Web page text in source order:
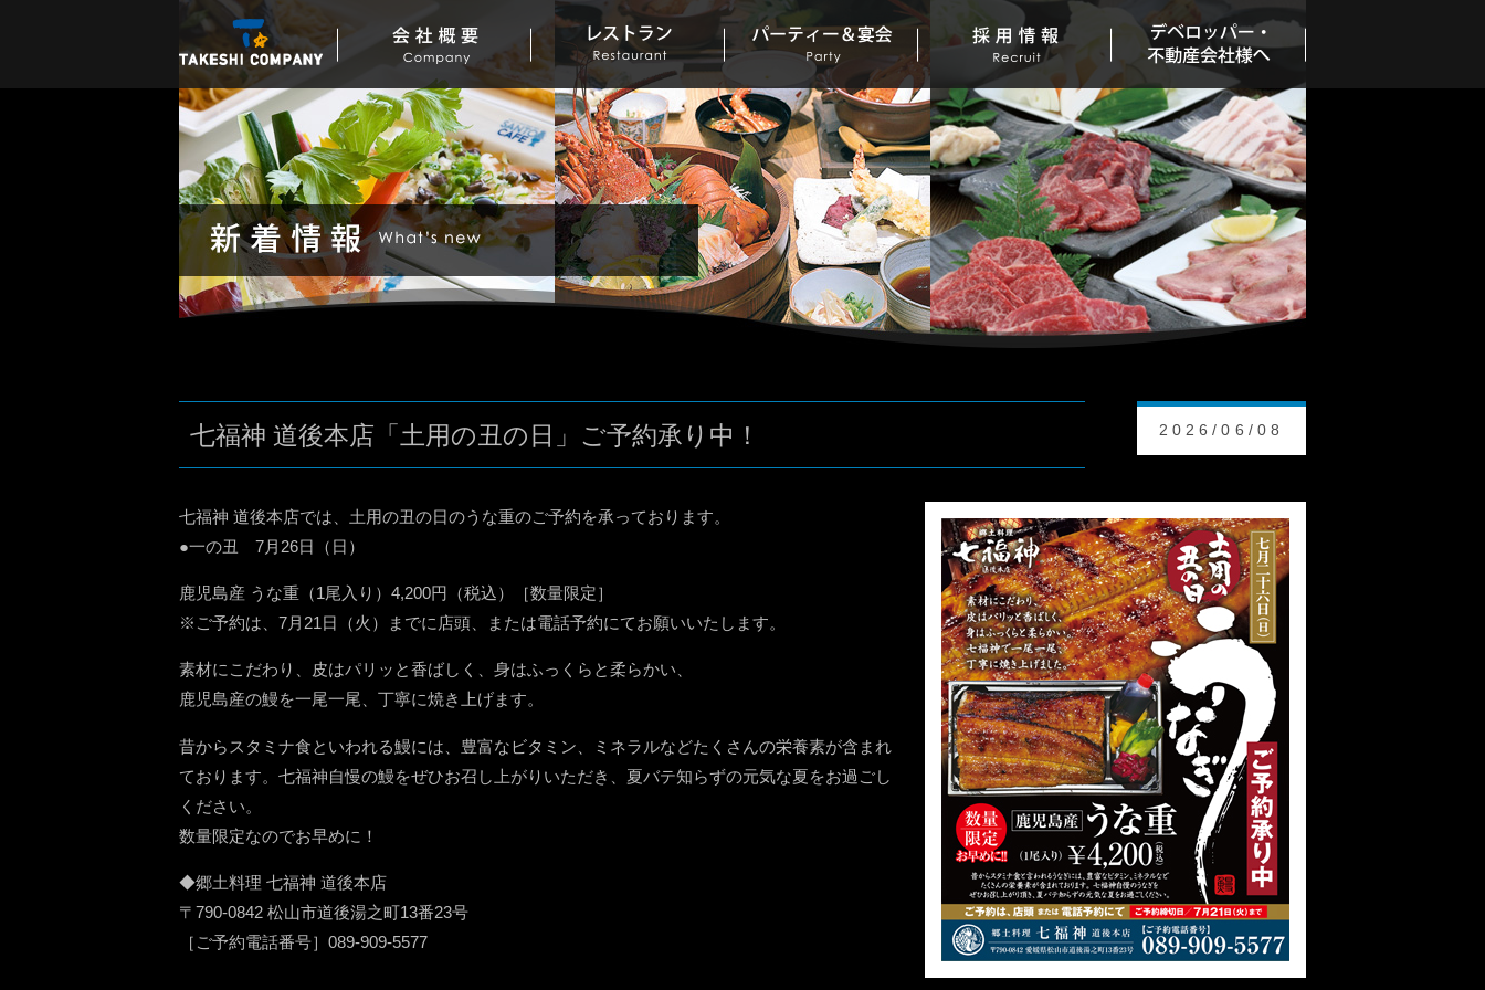
七福神 道後本店「土用の丑の日」ご予約承り中！ 2026/06/08
七福神 道後本店では、土用の丑の日のうな重のご予約を承っております。
●一の丑 7月26日（日）
鹿児島産 うな重（1尾入り）4,200円（税込）［数量限定］
※ご予約は、7月21日（火）までに店頭、または電話予約にてお願いいたします。
素材にこだわり、皮はパリッと香ばしく、身はふっくらと柔らかい、
鹿児島産の鰻を一尾一尾、丁寧に焼き上げます。
昔からスタミナ食といわれる鰻には、豊富なビタミン、ミネラルなどたくさんの栄養素が含まれ
ております。七福神自慢の鰻をぜひお召し上がりいただき、夏バテ知らずの元気な夏をお過ごし
ください。
数量限定なのでお早めに！
◆郷土料理 七福神 道後本店
〒790-0842 松山市道後湯之町13番23号
［ご予約電話番号］089-909-5577